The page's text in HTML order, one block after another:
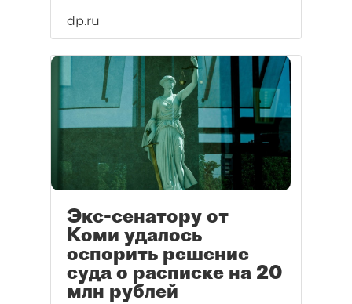
dp.ru
Экс-сенатору от
Коми удалось
оспорить решение
суда о расписке на 20
млн рублей